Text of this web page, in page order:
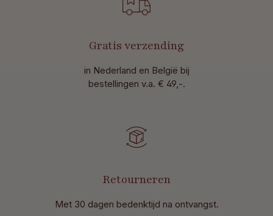
Gratis verzending
in Nederland en België bij
bestellingen v.a. € 49,-.
Retourneren
Met 30 dagen bedenktijd na ontvangst.